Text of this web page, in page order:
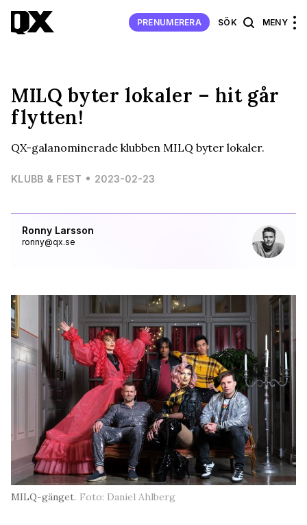
PRENUMERERA SÖK MENY
Ronny Larsson
ronny@qx.se
MILQ byter lokaler – hit går
flytten!
QX-galanominerade klubben MILQ byter lokaler.
KLUBB & FEST 2023-02-23
MILQ-gänget. Foto: Daniel Ahlberg